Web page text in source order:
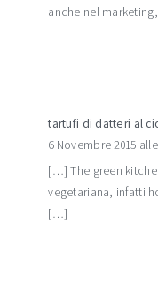
anche nel
tartufi di datteri al
6 Novembre 2015
[…] The green
vegetariana, infatti
[…]